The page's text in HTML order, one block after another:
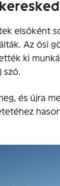
elsőként
Az ősi
ki
szó.
és újra